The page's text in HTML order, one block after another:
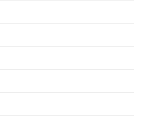
blood sugar levels